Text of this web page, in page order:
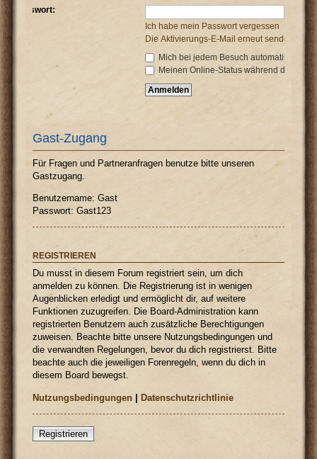
Passwort:
Ich habe mein Passwort vergessen
Die Aktivierungs-E-Mail erneut senden
Mich bei jedem Besuch automatisch
Meinen Online-Status während dieser
Gast-Zugang
Für Fragen und Partneranfragen benutze bitte unseren
Gastzugang.
Benutzername: Gast
Passwort: Gast123
REGISTRIEREN
Du musst in diesem Forum registriert sein, um dich
anmelden zu können. Die Registrierung ist in wenigen
Augenblicken erledigt und ermöglicht dir, auf weitere
Funktionen zuzugreifen. Die Board-Administration kann
registrierten Benutzern auch zusätzliche Berechtigungen
zuweisen. Beachte bitte unsere Nutzungsbedingungen und
die verwandten Regelungen, bevor du dich registrierst. Bitte
beachte auch die jeweiligen Forenregeln, wenn du dich in
diesem Board bewegst.
Nutzungsbedingungen |Datenschutzrichtlinie
Registrieren